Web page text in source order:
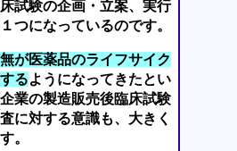
試験の企画・立案、実行
つになっているのです。
が医薬品のライフサイク
るようになってきたとい
業の製造販売後臨床試験
に対する意識も、大きく
。